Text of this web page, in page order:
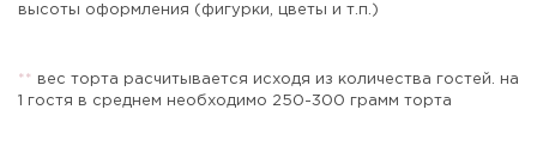
высоты оформления (фигурки, цветы и т.п.)
* *
вес торта расчитывается исходя из количества гостей. на
1 гостя в среднем необходимо 250-300 грамм торта
Отправить